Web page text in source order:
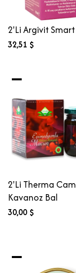
2'Li Argivit Smart
32,51 $
2'Li Therma Cam
Kavanoz Bal
30,00 $